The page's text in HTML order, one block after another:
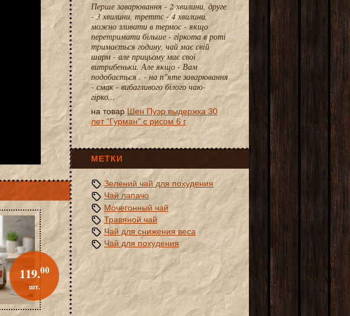
119.00
шт.
Перше заварювання - 2 хвилини, друге
- 3 хвилини, треттє - 4 хвилини,
можно зливати в термос - якщо
перетримати більше - гіркота в роті
тримається годину, чай має свій
шарм - але прицьому має свої
витрибеньки. Але якщо - Вам
подобається . - на п"яте заварювання
- смак - вибагливого білого чаю-
гірко...
на товар Шен Пуэр выдержка 30
лет "Гурман" с рисом 6 г
МЕТКИ
Зелений чай для похудения
Чай лапачо
Мочегонный чай
Травяной чай
Чай для снижения веса
Чай для похудения